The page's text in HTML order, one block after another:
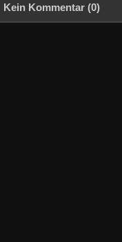
Kein Kommentar (0)